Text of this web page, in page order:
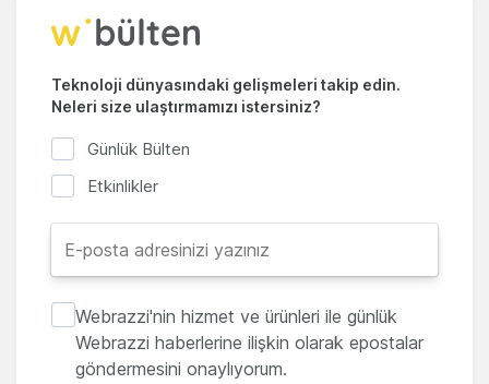
Teknoloji dünyasındaki gelişmeleri takip edin.
Neleri size ulaştırmamızı istersiniz?
Günlük Bülten
Etkinlikler
Webrazzi'nin hizmet ve ürünleri ile günlük
Webrazzi haberlerine ilişkin olarak epostalar
göndermesini onaylıyorum.